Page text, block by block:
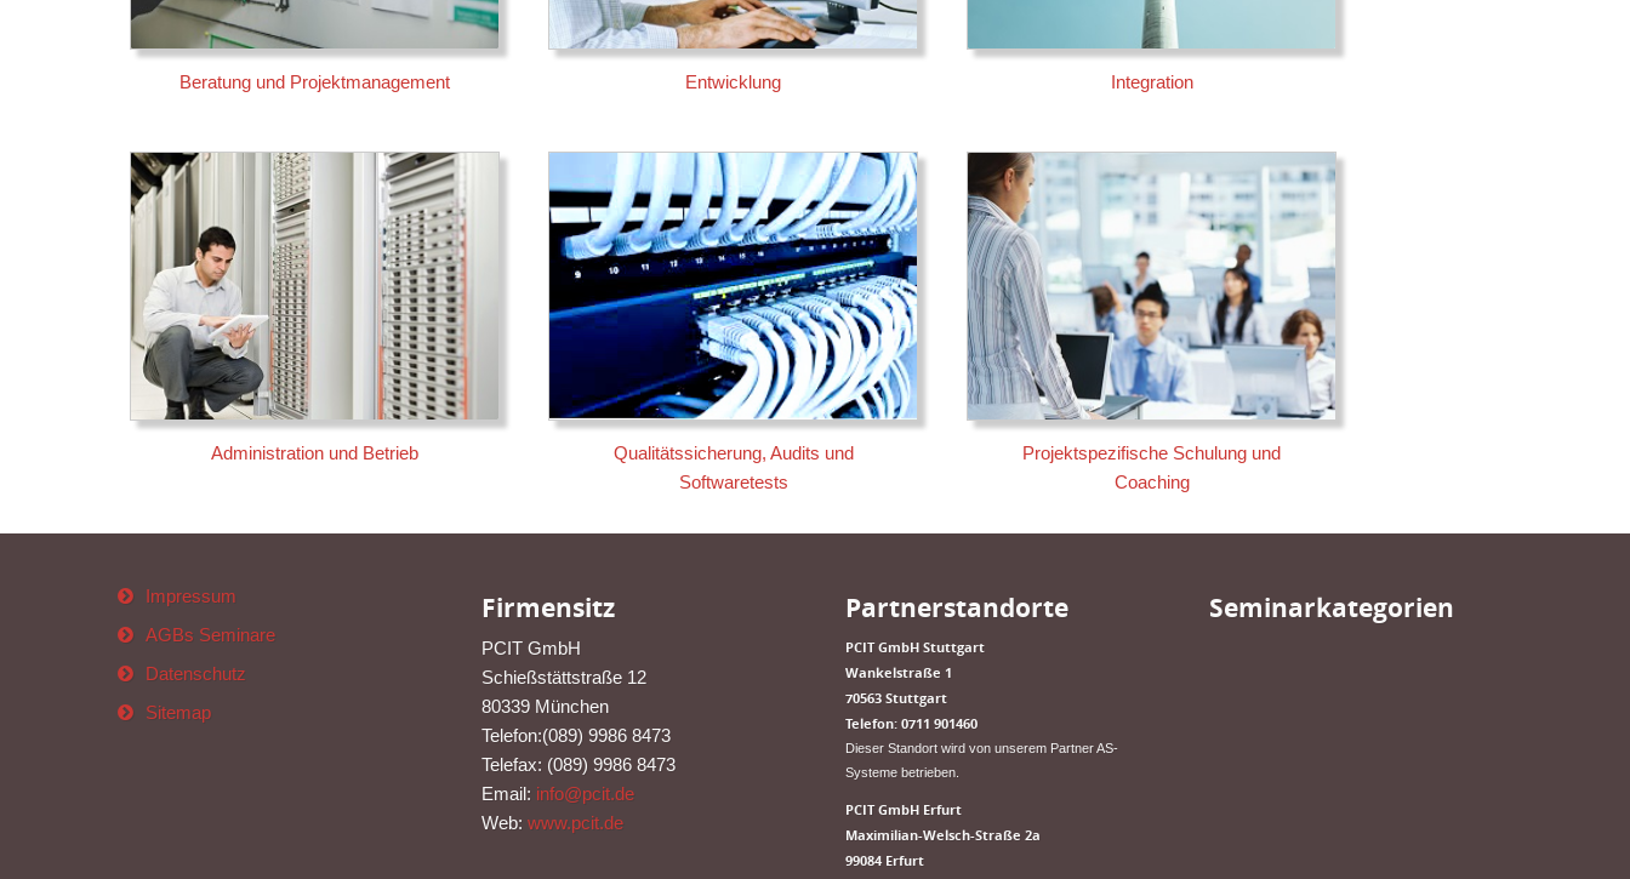
Beratung und Projektmanagement Entwicklung Integration
Administration und Betrieb
Qualitätssicherung, Audits und
Softwaretests
Projektspezifische Schulung und
Coaching
Impressum
AGBs Seminare
Datenschutz
Sitemap
Firmensitz
PCIT GmbH
Schießstättstraße 12
80339 München
Telefon:(089) 9986 8473
Telefax: (089) 9986 8473
Email: info@pcit.de
Web: www.pcit.de
Partnerstandorte
PCIT GmbH Stuttgart
​Wankelstraße 1
70563 Stuttgart
Telefon: 0711 901460
Dieser Standort wird von unserem Partner AS-
Systeme betrieben.
PCIT GmbH Erfurt
​Maximilian-Welsch-Straße 2a
99084 Erfurt
Seminarkategorien